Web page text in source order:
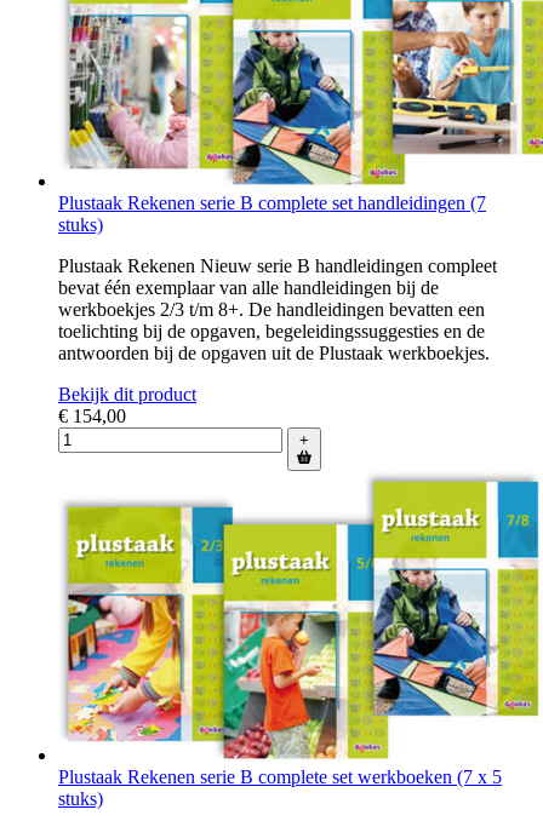
Plustaak Rekenen serie B complete set handleidingen (7
stuks)
Plustaak Rekenen Nieuw serie B handleidingen compleet
bevat één exemplaar van alle handleidingen bij de
werkboekjes 2/3 t/m 8+. De handleidingen bevatten een
toelichting bij de opgaven, begeleidingssuggesties en de
antwoorden bij de opgaven uit de Plustaak werkboekjes.
Bekijk dit product
€ 154,00
+
Plustaak Rekenen serie B complete set werkboeken (7 x 5
stuks)